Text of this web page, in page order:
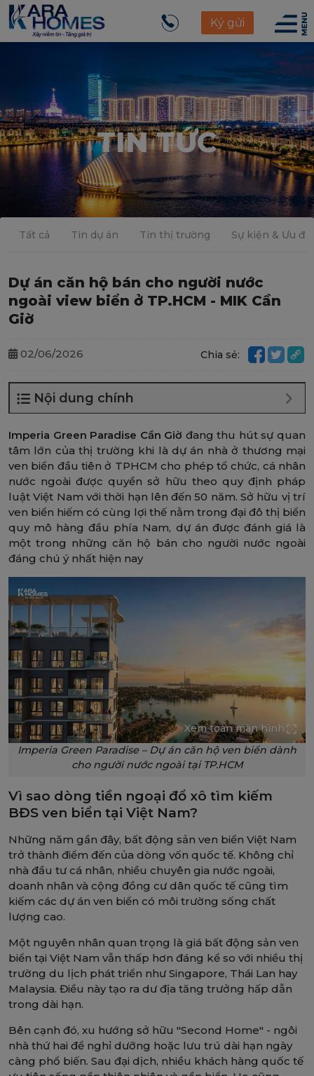
Ký gửi
TIN TỨC
Tất cả Tin dự án Tin thị trường Sự kiện & Ưu đãi
Dự án căn hộ bán cho người nước
ngoài view biển ở TP.HCM - MIK Cần
Giờ
02/06/2026 Chia sẻ:
Nội dung chính
Imperia Green Paradise Cần Giờ đang thu hút sự quan
tâm lớn của thị trường khi là dự án nhà ở thương mại
ven biển đầu tiên ở TPHCM cho phép tổ chức, cá nhân
nước ngoài được quyền sở hữu theo quy định pháp
luật Việt Nam với thời hạn lên đến 50 năm. Sở hữu vị trí
ven biển hiếm có cùng lợi thế nằm trong đại đô thị biển
quy mô hàng đầu phía Nam, dự án được đánh giá là
một trong những căn hộ bán cho người nước ngoài
đáng chú ý nhất hiện nay
Xem toàn màn hình
Imperia Green Paradise – Dự án căn hộ ven biển dành
cho người nước ngoài tại TP.HCM
Vì sao dòng tiền ngoại đổ xô tìm kiếm
BĐS ven biển tại Việt Nam?
Những năm gần đây, bất động sản ven biển Việt Nam
trở thành điểm đến của dòng vốn quốc tế. Không chỉ
nhà đầu tư cá nhân, nhiều chuyên gia nước ngoài,
doanh nhân và cộng đồng cư dân quốc tế cũng tìm
kiếm các dự án ven biển có môi trường sống chất
lượng cao.
Một nguyên nhân quan trọng là giá bất động sản ven
biển tại Việt Nam vẫn thấp hơn đáng kể so với nhiều thị
trường du lịch phát triển như Singapore, Thái Lan hay
Malaysia. Điều này tạo ra dư địa tăng trưởng hấp dẫn
trong dài hạn.
Bên cạnh đó, xu hướng sở hữu "Second Home" - ngôi
nhà thứ hai để nghỉ dưỡng hoặc lưu trú dài hạn ngày
càng phổ biến. Sau đại dịch, nhiều khách hàng quốc tế